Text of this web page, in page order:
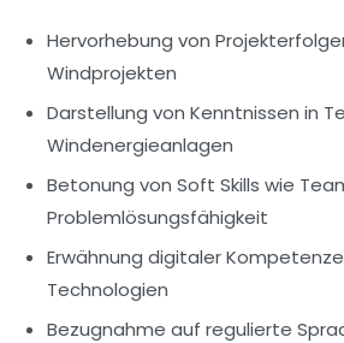
Hervorhebung von
Windprojekten
Darstellung von Kenntnissen in
Windenergieanlagen
Betonung von Soft Skills wie
Problemlösungsfähigkeit
Erwähnung digitaler
Technologien
Bezugnahme auf regulierte